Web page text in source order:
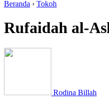
Beranda › Tokoh
Rufaidah al-
Rodina Billah